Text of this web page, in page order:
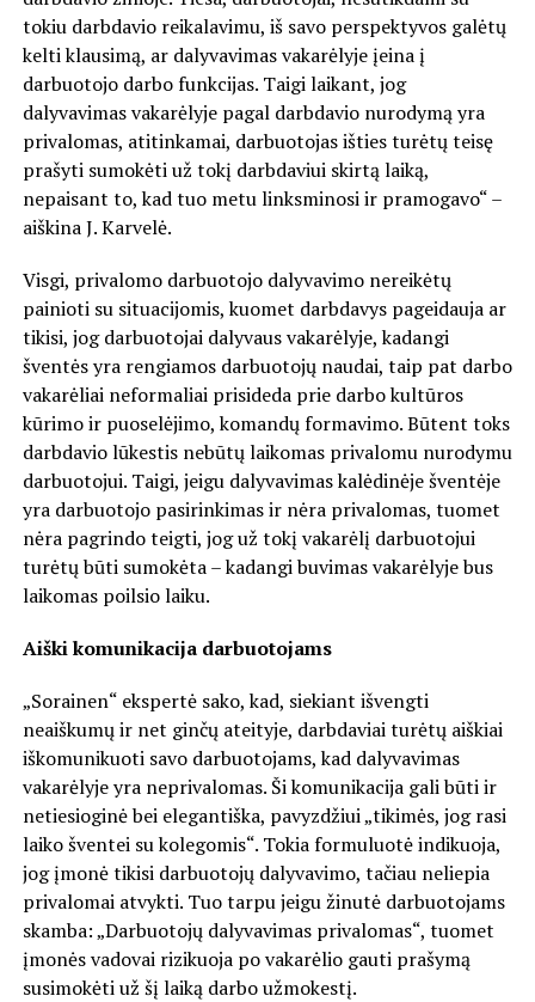
tokiu darbdavio reikalavimu, iš savo perspektyvos galėtų
kelti klausimą, ar dalyvavimas vakarėlyje įeina į
darbuotojo darbo funkcijas. Taigi laikant, jog
dalyvavimas vakarėlyje pagal darbdavio nurodymą yra
privalomas, atitinkamai, darbuotojas išties turėtų teisę
prašyti sumokėti už tokį darbdaviui skirtą laiką,
nepaisant to, kad tuo metu linksminosi ir pramogavo“ –
aiškina J. Karvelė.
Visgi, privalomo darbuotojo dalyvavimo nereikėtų
painioti su situacijomis, kuomet darbdavys pageidauja ar
tikisi, jog darbuotojai dalyvaus vakarėlyje, kadangi
šventės yra rengiamos darbuotojų naudai, taip pat darbo
vakarėliai neformaliai prisideda prie darbo kultūros
kūrimo ir puoselėjimo, komandų formavimo. Būtent toks
darbdavio lūkestis nebūtų laikomas privalomu nurodymu
darbuotojui. Taigi, jeigu dalyvavimas kalėdinėje šventėje
yra darbuotojo pasirinkimas ir nėra privalomas, tuomet
nėra pagrindo teigti, jog už tokį vakarėlį darbuotojui
turėtų būti sumokėta – kadangi buvimas vakarėlyje bus
laikomas poilsio laiku.
Aiški komunikacija darbuotojams
„Sorainen“ ekspertė sako, kad, siekiant išvengti
neaiškumų ir net ginčų ateityje, darbdaviai turėtų aiškiai
iškomunikuoti savo darbuotojams, kad dalyvavimas
vakarėlyje yra neprivalomas. Ši komunikacija gali būti ir
netiesioginė bei elegantiška, pavyzdžiui „tikimės, jog rasi
laiko šventei su kolegomis“. Tokia formuluotė indikuoja,
jog įmonė tikisi darbuotojų dalyvavimo, tačiau neliepia
privalomai atvykti. Tuo tarpu jeigu žinutė darbuotojams
skamba: „Darbuotojų dalyvavimas privalomas“, tuomet
įmonės vadovai rizikuoja po vakarėlio gauti prašymą
susimokėti už šį laiką darbo užmokestį.